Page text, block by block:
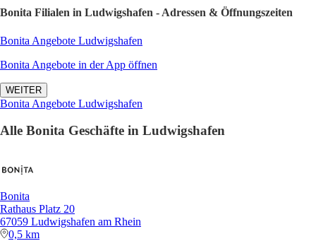
Bonita Filialen in Ludwigshafen - Adressen & Öffnungszeiten
Bonita Angebote Ludwigshafen
Bonita Angebote in der App öffnen
WEITER
Bonita Angebote Ludwigshafen
Alle Bonita Geschäfte in Ludwigshafen
Bonita
Rathaus Platz 20
67059 Ludwigshafen am Rhein
0,5 km